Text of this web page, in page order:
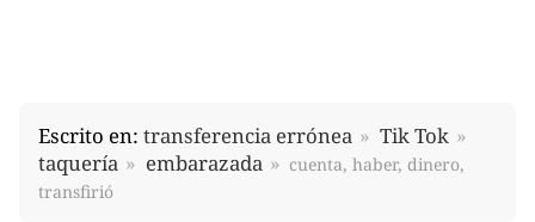
Escrito en: transferencia errónea
Tik Tok
taquería
embarazada
cuenta, haber, dinero,
transfirió